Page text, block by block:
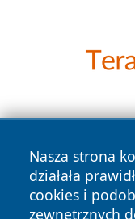
Nasza strona
działała
cookies i
zewnętrznych